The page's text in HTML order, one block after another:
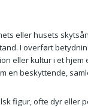
eller husets
I overført
eller kultur i et hjem
en beskyttende,
figur, ofte dyr eller